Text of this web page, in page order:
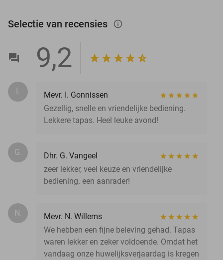
Selectie van recensies info_outlined
9,2
I.
Mevr. I. Gonnissen
Gezellig, snelle en vriendelijke bediening.
Lekkere tapas. Heel leuke avond!
G.
Dhr. G. Vangeel
zeer lekker, veel keuze en vriendelijke
bediening. een aanrader!
N.
Mevr. N. Willems
We hebben een fijne beleving gehad. Tapas
waren lekker en zeker voldoende. Omdat het
vandaag onze huwelijksverjaardag is kregen